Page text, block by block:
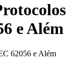
e Além
62056 e Além